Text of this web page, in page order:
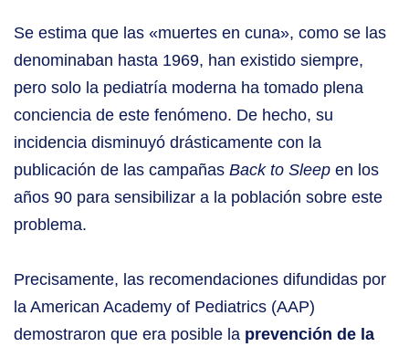
Se estima que las «muertes en cuna», como se las
denominaban hasta 1969, han existido siempre,
pero solo la pediatría moderna ha tomado plena
conciencia de este fenómeno. De hecho, su
incidencia disminuyó drásticamente con la
publicación de las campañas Back to Sleep en los
años 90 para sensibilizar a la población sobre este
problema.
Precisamente, las recomendaciones difundidas por
la American Academy of Pediatrics (AAP)
demostraron que era posible la prevención de la